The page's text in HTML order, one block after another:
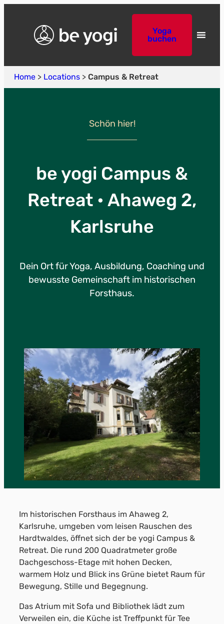
Yoga
buchen
Home > Locations > Campus & Retreat
Schön hier!
be yogi Campus &
Retreat • Ahaweg 2,
Karlsruhe
Dein Ort für Yoga, Ausbildung, Coaching und
bewusste Gemeinschaft im historischen
Forsthaus.
Im historischen Forsthaus im Ahaweg 2,
Karlsruhe, umgeben vom leisen Rauschen des
Hardtwaldes, öffnet sich der be yogi Campus &
Retreat. Die rund 200 Quadratmeter große
Dachgeschoss-Etage mit hohen Decken,
warmem Holz und Blick ins Grüne bietet Raum für
Bewegung, Stille und Begegnung.
Das Atrium mit Sofa und Bibliothek lädt zum
Verweilen ein, die Küche ist Treffpunkt für Tee